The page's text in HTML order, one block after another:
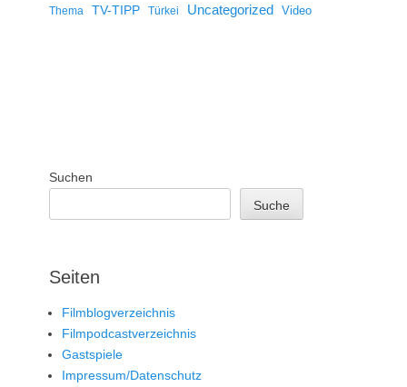
Thema TV-TIPP Türkei Uncategorized Video
Suchen
Suche
Seiten
Filmblogverzeichnis
Filmpodcastverzeichnis
Gastspiele
Impressum/Datenschutz